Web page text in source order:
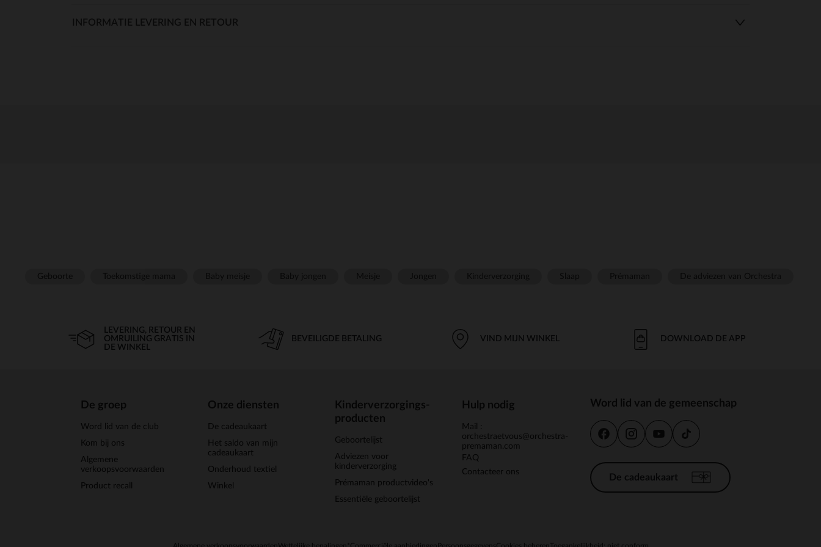
INFORMATIE LEVERING EN RETOUR
LEVERING, RETOUR EN
OMRUILING GRATIS IN
DE WINKEL
BEVEILIGDE BETALING VIND MIJN WINKEL DOWNLOAD DE APP
De groep
Word lid van de club
Kom bij ons
Algemene
verkoopsvoorwaarden
Product recall
Onze diensten
De cadeaukaart
Het saldo van mijn
cadeaukaart
Onderhoud textiel
Winkel
Kinderverzorgings-
producten
Geboortelijst
Adviezen voor
kinderverzorging
Prémaman productvideo's
Essentiële geboortelijst
Hulp nodig
Mail :
orchestraetvous@orchestra-
premaman.com
FAQ
Contacteer ons
Word lid van de gemeenschap
De cadeaukaart